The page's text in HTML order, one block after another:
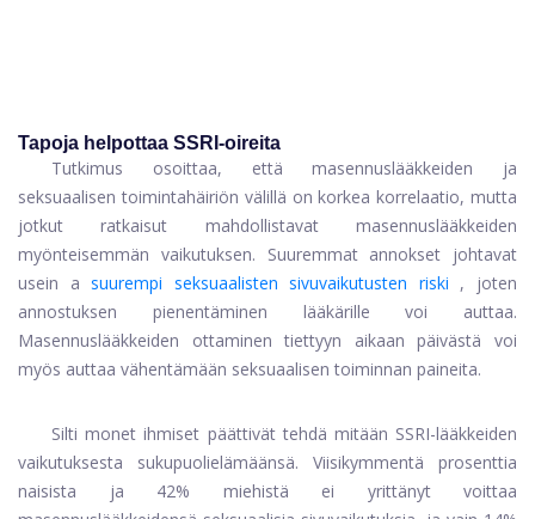
Tapoja helpottaa SSRI-oireita
Tutkimus osoittaa, että masennuslääkkeiden ja
seksuaalisen toimintahäiriön välillä on korkea korrelaatio, mutta
jotkut ratkaisut mahdollistavat masennuslääkkeiden
myönteisemmän vaikutuksen. Suuremmat annokset johtavat
usein a suurempi seksuaalisten sivuvaikutusten riski , joten
annostuksen pienentäminen lääkärille voi auttaa.
Masennuslääkkeiden ottaminen tiettyyn aikaan päivästä voi
myös auttaa vähentämään seksuaalisen toiminnan paineita.
Silti monet ihmiset päättivät tehdä mitään SSRI-lääkkeiden
vaikutuksesta sukupuolielämäänsä. Viisikymmentä prosenttia
naisista ja 42% miehistä ei yrittänyt voittaa